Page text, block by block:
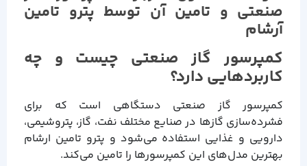
صنعتی و تامین آن توسط پترو تامین
آرشام
کمپرسور گاز صنعتی چیست و چه
کاربردهایی دارد؟
کمپرسور گاز صنعتی دستگاهی است که برای
فشرده‌سازی گازها در صنایع مختلف نفت، گاز، پتروشیمی،
دارویی و غذایی استفاده می‌شود و پترو تامین ارشام
بهترین مدل‌های این کمپرسورها را تامین می‌کند.